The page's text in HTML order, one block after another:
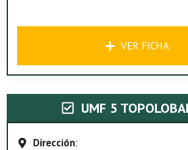
VER FICHA
UMF 5
Dirección: